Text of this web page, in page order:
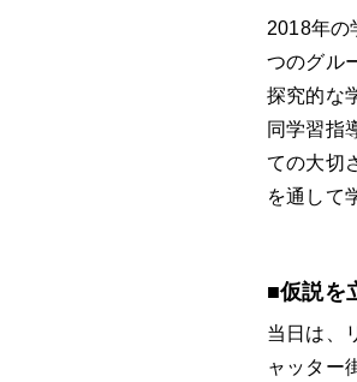
2018年の
つのグル
探究的な
同学習指
ての大切
を通して
■仮説を
当日は、
ャッター